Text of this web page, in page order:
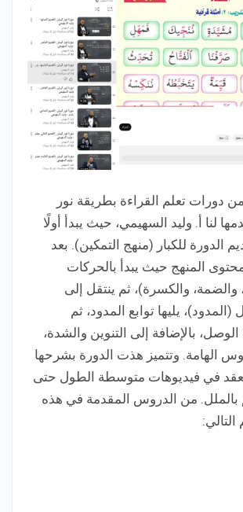
دورات تعلم القراءة بطريقة نور
لنا أ. وليد السهيمي، حيث يبدأ أولًا
الدورة للكبار (منهج التمكين). بعد
المنهج حيث يبدأ بالحركات
والضمة، والكسرة)، ثم ينتقل إلى
يليها توابع المدود، ثم
بالإضافة إلى التنوين والشدة،
الهامة. وتتميز هذت الدورة بشرحها
في فيديوهات متوسطة الطول حتى
بالملل. من الدروس المقدمة في هذه